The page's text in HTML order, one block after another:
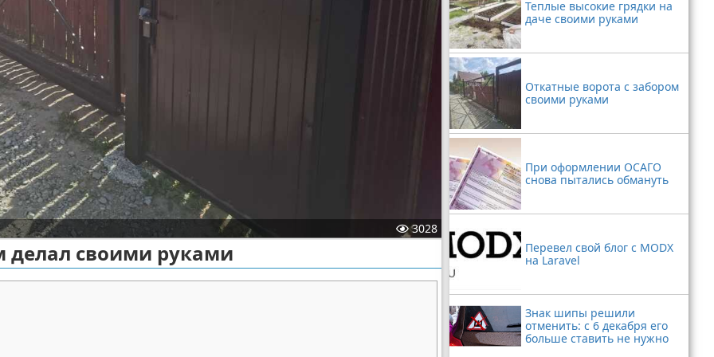
3028
делал своими руками
Теплые высокие грядки на
даче своими руками
Откатные ворота с забором
своими руками
При оформлении ОСАГО
снова пытались обмануть
Перевел свой блог с MODX
на Laravel
Знак шипы решили
отменить: с 6 декабря его
больше ставить не нужно